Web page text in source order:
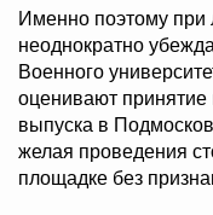
Именно поэтому при
неоднократно
Военного
оценивают принятие
выпуска в
желая проведения
площадке без